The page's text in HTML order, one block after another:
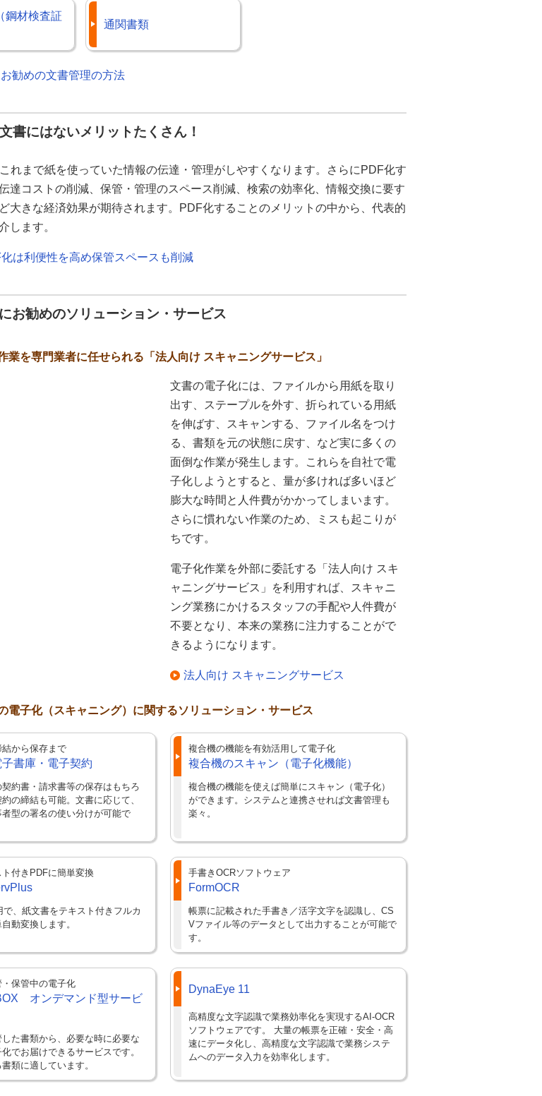
鋼材検査証
通関書類
勧めの文書管理の方法
書にはないメリットたくさん！
れまで紙を使っていた情報の伝達・管理がしやすくなります。さらにPDF化す
達コストの削減、保管・管理のスペース削減、検索の効率化、情報交換に要す
大きな経済効果が期待されます。PDF化することのメリットの中から、代表的
します。
は利便性を高め保管スペースも削減
お勧めのソリューション・サービス
業を専門業者に任せられる「法人向け スキャニングサービス」
文書の電子化には、ファイルから用紙を取り
出す、ステープルを外す、折られている用紙
を伸ばす、スキャンする、ファイル名をつけ
る、書類を元の状態に戻す、など実に多くの
面倒な作業が発生します。これらを自社で電
子化しようとすると、量が多ければ多いほど
膨大な時間と人件費がかかってしまいます。
さらに慣れない作業のため、ミスも起こりが
ちです。
電子化作業を外部に委託する「法人向け スキ
ャニングサービス」を利用すれば、スキャニ
ング業務にかけるスタッフの手配や人件費が
不要となり、本来の業務に注力することがで
きるようになります。
法人向け スキャニングサービス
電子化（スキャニング）に関するソリューション・サービス
から保存まで
書庫・電子契約
約書・請求書等の保存はもちろ
の締結も可能。文書に応じて、
型の署名の使い分けが可能で
複合機の機能を有効活用して電子化
複合機のスキャン（電子化機能）
複合機の機能を使えば簡単にスキャン（電子化）
ができます。システムと連携させれば文書管理も
楽々。
付きPDFに簡単変換
で、紙文書をテキスト付きフルカ
動変換します。
手書きOCRソフトウェア
FormOCR
帳票に記載された手書き／活字文字を認識し、CS
Vファイル等のデータとして出力することが可能で
す。
保管中の電子化
オンデマンド型サービ
た書類から、必要な時に必要な
でお届けできるサービスです。
類に適しています。
DynaEye 11
高精度な文字認識で業務効率化を実現するAI-OCR
ソフトウェアです。 大量の帳票を正確・安全・高
速にデータ化し、高精度な文字認識で業務システ
ムへのデータ入力を効率化します。